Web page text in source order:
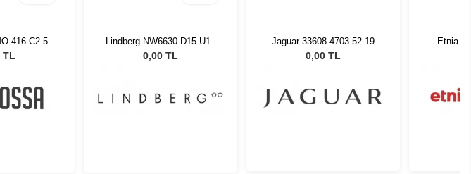
416 C2 54
TL
Lindberg NW6630 D15 U16
52 802
0,00 TL
Jaguar 33608 4703 52 19
0,00 TL
Etnia